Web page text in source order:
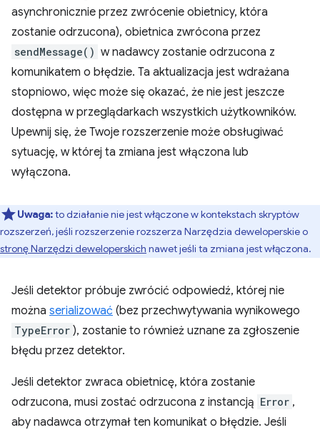
asynchronicznie przez zwrócenie obietnicy, która
zostanie odrzucona), obietnica zwrócona przez
sendMessage() w nadawcy zostanie odrzucona z
komunikatem o błędzie. Ta aktualizacja jest wdrażana
stopniowo, więc może się okazać, że nie jest jeszcze
dostępna w przeglądarkach wszystkich użytkowników.
Upewnij się, że Twoje rozszerzenie może obsługiwać
sytuację, w której ta zmiana jest włączona lub
wyłączona.
Uwaga:to działanie nie jest włączone w kontekstach skryptów
rozszerzeń, jeśli rozszerzenie rozszerza Narzędzia deweloperskie o
stronę Narzędzi deweloperskich nawet jeśli ta zmiana jest włączona.
Jeśli detektor próbuje zwrócić odpowiedź, której nie
można serializować (bez przechwytywania wynikowego
TypeError ), zostanie to również uznane za zgłoszenie
błędu przez detektor.
Jeśli detektor zwraca obietnicę, która zostanie
odrzucona, musi zostać odrzucona z instancją Error ,
aby nadawca otrzymał ten komunikat o błędzie. Jeśli